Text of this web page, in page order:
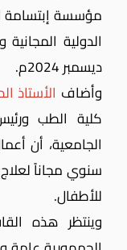
مؤسسة إبتسامة
ديسمبر 2024م.
وأضاف الأستاذ
كلية الطب
الجامعية، أن
سنوي مجاناً لعلاج
للأطفال.
وينتظر هذه